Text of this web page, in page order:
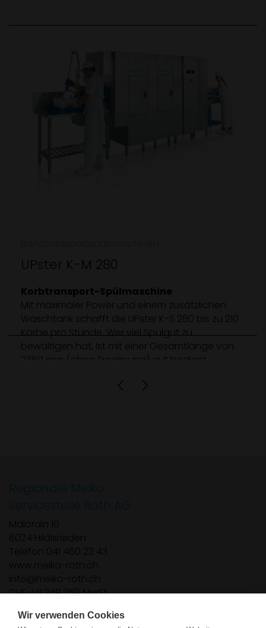
UPster K-M 280
Korbtransport-Spülmaschine
Mit maximaler Power und einem zusätzlichen
Waschtank schafft die UPster K-S 280 bis zu 210
Körbe pro Stunde. Wer viel Spülgut zu
bewältigen hat, ist mit einer Gesamtlänge von
2350 mm (ohne Trocknung) gut bedient.
CHE-141.249.359 MwSt.
Geschirrspülmaschine
Wir verwenden Cookies